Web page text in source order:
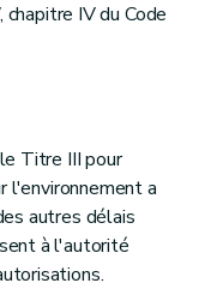
IV du Code
Titre III pour
l'environnement a
autres délais
à l'autorité